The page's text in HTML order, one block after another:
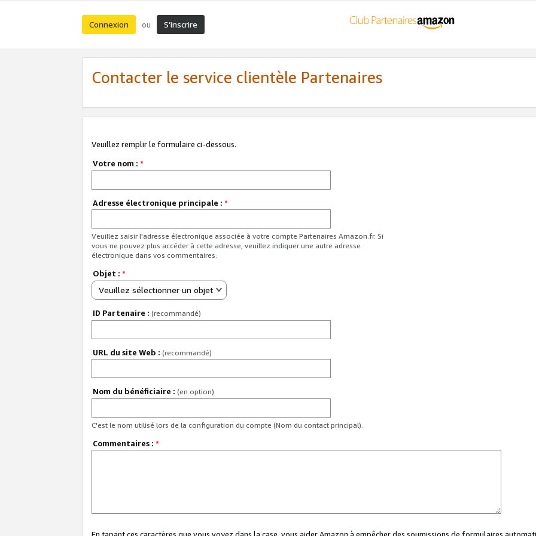
Connexion ou S’inscrire
Contacter le service clientèle Partenaires
Veuillez remplir le formulaire ci-dessous.
Votre nom : *
Adresse électronique principale : *
Veuillez saisir l'adresse électronique associée à votre compte Partenaires Amazon.fr. Si
vous ne pouvez plus accéder à cette adresse, veuillez indiquer une autre adresse
électronique dans vos commentaires.
Objet : *
Veuillez sélectionner un objet
ID Partenaire : (recommandé)
URL du site Web : (recommandé)
Nom du bénéficiaire : (en option)
C'est le nom utilisé lors de la configuration du compte (Nom du contact principal).
Commentaires : *